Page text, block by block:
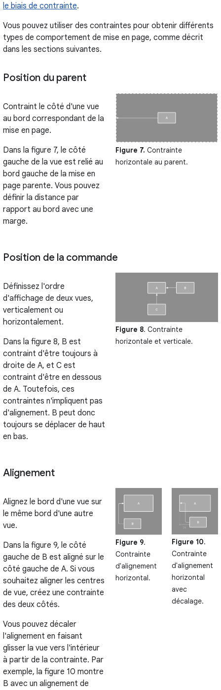
le biais de contrainte.
Vous pouvez utiliser des contraintes pour obtenir différents
types de comportement de mise en page, comme décrit
dans les sections suivantes.
Position du parent
Contraint le côté d'une vue
au bord correspondant de la
mise en page.
Dans la figure 7, le côté
gauche de la vue est relié au
bord gauche de la mise en
page parente. Vous pouvez
définir la distance par
rapport au bord avec une
marge.
Figure 7. Contrainte
horizontale au parent.
Position de la commande
Définissez l'ordre
d'affichage de deux vues,
verticalement ou
horizontalement.
Dans la figure 8, B est
contraint d'être toujours à
droite de A, et C est
contraint d'être en dessous
de A. Toutefois, ces
contraintes n'impliquent pas
d'alignement. B peut donc
toujours se déplacer de haut
en bas.
Figure 8. Contrainte
horizontale et verticale.
Alignement
Alignez le bord d'une vue sur
le même bord d'une autre
vue.
Dans la figure 9, le côté
gauche de B est aligné sur le
côté gauche de A. Si vous
souhaitez aligner les centres
de vue, créez une contrainte
des deux côtés.
Vous pouvez décaler
l'alignement en faisant
glisser la vue vers l'intérieur
à partir de la contrainte. Par
exemple, la figure 10 montre
B avec un alignement de
Figure 9.
Contrainte
d'alignement
horizontal.
Figure 10.
Contrainte
d'alignement
horizontal
avec
décalage.